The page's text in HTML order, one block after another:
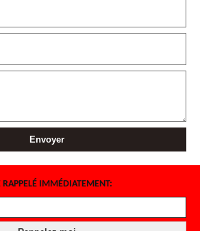
RAPPELÉ IMMÉDIATEMENT: